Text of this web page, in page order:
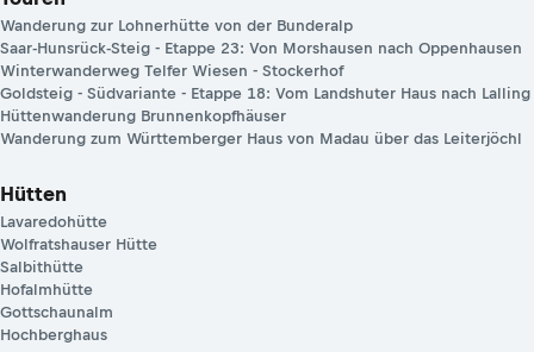
Wanderung zur Lohnerhütte von der Bunderalp
Saar-Hunsrück-Steig - Etappe 23: Von Morshausen nach Oppenhausen
Winterwanderweg Telfer Wiesen - Stockerhof
Goldsteig - Südvariante - Etappe 18: Vom Landshuter Haus nach Lalling
Hüttenwanderung Brunnenkopfhäuser
Wanderung zum Württemberger Haus von Madau über das Leiterjöchl
Hütten
Lavaredohütte
Wolfratshauser Hütte
Salbithütte
Hofalmhütte
Gottschaunalm
Hochberghaus